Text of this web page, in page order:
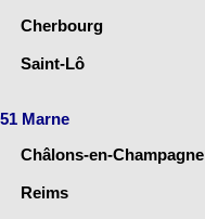
Cherbourg
Saint-Lô
51 Marne
Châlons-en-Champagne
Reims